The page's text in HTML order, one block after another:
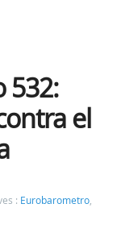
532:
el
: Eurobarometro